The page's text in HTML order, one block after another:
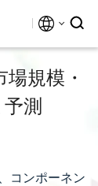
規模・
測
コンポーネン